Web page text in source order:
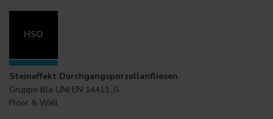
HSO
Steineffekt Durchgangsporzellanfliesen
Gruppo Bla UNI EN 14411_G
Floor & Wall